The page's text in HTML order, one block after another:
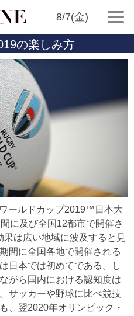
8/7(金)
の楽しみ方
ールドカップ2019™日本大
に及び全国12都市で開催さ
は広い地域に波及すると見
間に全国各地で開催される
日本では初めてである。し
がら国内における認知度は
サッカーや野球に比べ競技
、翌2020年オリンピック・